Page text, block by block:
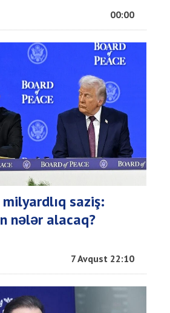
00:00
saziş:
nələr alacaq?
7 Avqust 22:10